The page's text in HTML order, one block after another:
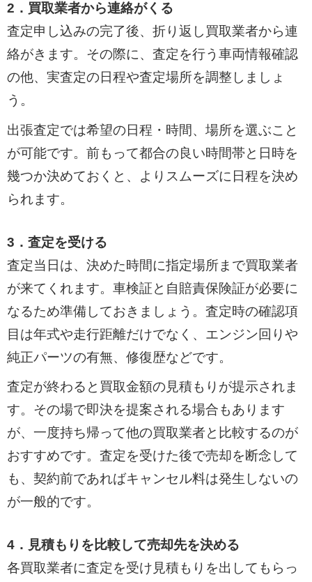
2．買取業者から連絡がくる
査定申し込みの完了後、折り返し買取業者から連
絡がきます。その際に、査定を行う車両情報確認
の他、実査定の日程や査定場所を調整しましょ
う。
出張査定では希望の日程・時間、場所を選ぶこと
が可能です。前もって都合の良い時間帯と日時を
幾つか決めておくと、よりスムーズに日程を決め
られます。
3．査定を受ける
査定当日は、決めた時間に指定場所まで買取業者
が来てくれます。車検証と自賠責保険証が必要に
なるため準備しておきましょう。査定時の確認項
目は年式や走行距離だけでなく、エンジン回りや
純正パーツの有無、修復歴などです。
査定が終わると買取金額の見積もりが提示されま
す。その場で即決を提案される場合もあります
が、一度持ち帰って他の買取業者と比較するのが
おすすめです。査定を受けた後で売却を断念して
も、契約前であればキャンセル料は発生しないの
が一般的です。
4．見積もりを比較して売却先を決める
各買取業者に査定を受け見積もりを出してもらっ